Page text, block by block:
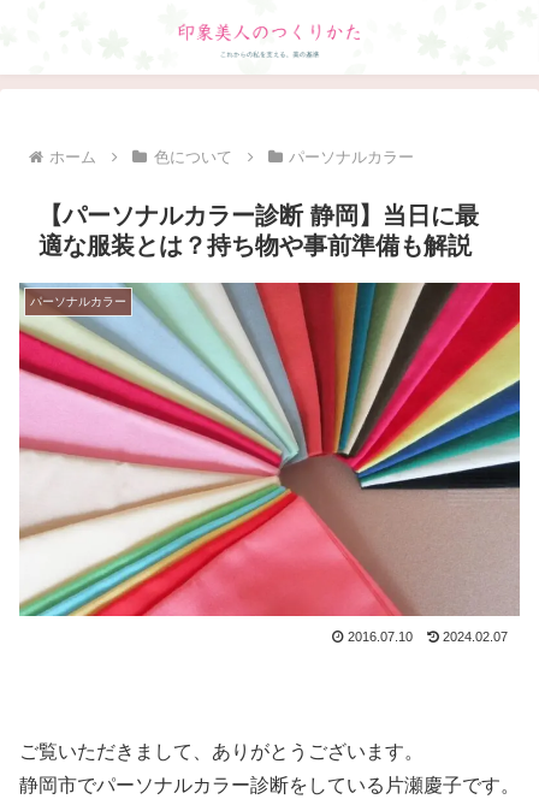
ホーム 色について パーソナルカラー
【パーソナルカラー診断 静岡】当日に最
適な服装とは？持ち物や事前準備も解説
パーソナルカラー
2016.07.10 2024.02.07
ご覧いただきまして、ありがとうございます。
静岡市でパーソナルカラー診断をしている片瀬慶子です。